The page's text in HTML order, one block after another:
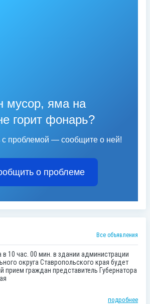
мусор, яма на
горит фонарь?
с проблемой — сообщите о ней!
о проблеме
Все объявления
в 10 час. 00 мин. в здании администрации
округа Ставропольского края будет
прием граждан представитель Губернатора
подробнее